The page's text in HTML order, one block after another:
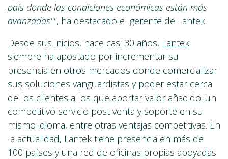
país donde las condiciones económicas están más
avanzadas"", ha destacado el gerente de Lantek.
Desde sus inicios, hace casi 30 años, Lantek
siempre ha apostado por incrementar su
presencia en otros mercados donde comercializar
sus soluciones vanguardistas y poder estar cerca
de los clientes a los que aportar valor añadido: un
competitivo servicio post venta y soporte en su
mismo idioma, entre otras ventajas competitivas. En
la actualidad, Lantek tiene presencia en más de
100 países y una red de oficinas propias apoyadas